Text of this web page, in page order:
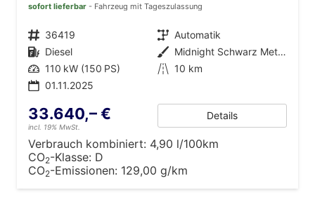
sofort lieferbar Fahrzeug mit Tageszulassung
Fahrzeugnr. 36419 Getriebe Automatik
Kraftstoff Diesel Außenfarbe
Midnight Schwarz Metallic
Leistung 110 kW (150 PS) Kilometerstand 10 km
01.11.2025
33.640,– €
incl. 19% MwSt.
Details
Verbrauch kombiniert: 4,90 l/100km
CO2-Klasse: D
CO2-Emissionen: 129,00 g/km